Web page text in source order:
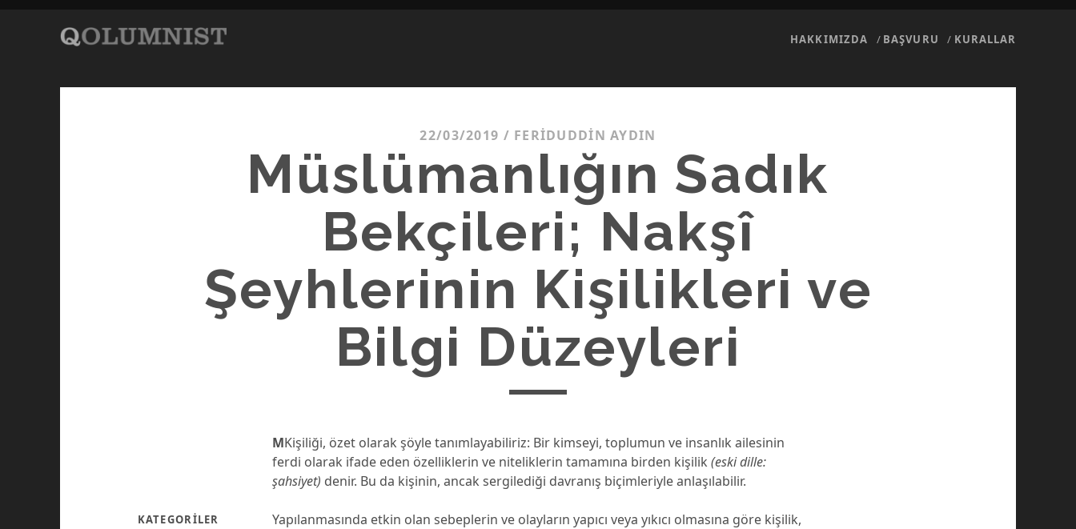
HAKKIMIZDA BAŞVURU KURALLAR
22/03/2019 / FERIDUDDIN AYDIN
Müslümanlığın Sadık
Bekçileri; Nakşî
Şeyhlerinin Kişilikleri ve
Bilgi Düzeyleri
MKişiliği, özet olarak şöyle tanımlayabiliriz: Bir kimseyi, toplumun ve insanlık ailesinin
ferdi olarak ifade eden özelliklerin ve niteliklerin tamamına birden kişilik(eski dille:
şahsiyet) denir. Bu da kişinin, ancak sergilediği davranış biçimleriyle anlaşılabilir.
Yapılanmasında etkin olan sebeplerin ve olayların yapıcı veya yıkıcı olmasına göre kişilik,
KATEGORILER